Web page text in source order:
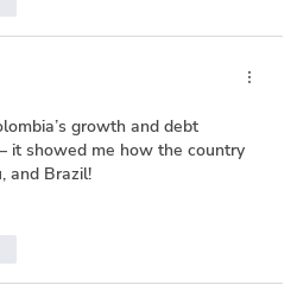
growth and debt
it showed me how the country
and Brazil!